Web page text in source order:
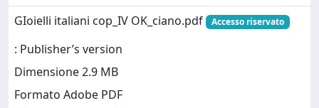
GIoielli italiani cop_IV OK_ciano.pdf
Accesso riservato
: Publisher’s version
Dimensione 2.9 MB
Formato Adobe PDF